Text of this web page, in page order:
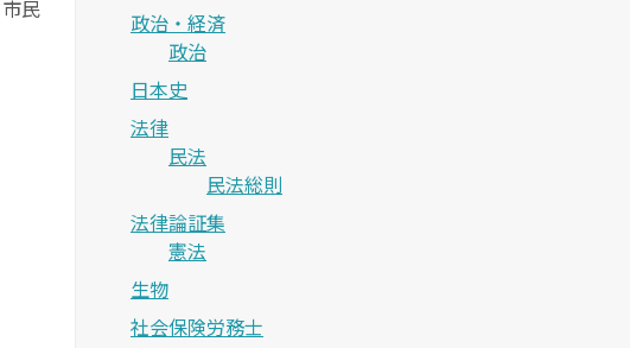
民
政治・経済
政治
日本史
法律
民法
民法総則
法律論証集
憲法
生物
社会保険労務士